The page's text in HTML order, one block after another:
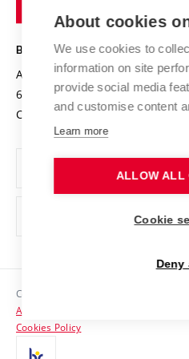
Projects
Projects from Structural Funds
Specific University Research
Safe University
Organization Structure
Official notice board
Personal Data Protection
Support and development of
Contacts
Media
BRNO UNIVERSITY OF
Antonínská 548/1
602 00 Brno
Czech Republic
Copyright © 2026 VUT
Accessibility Statement
Cookies Policy
About cookies
We use cookies to
information on site
provide social media
and customise content
Learn more
ALLOW ALL
Cookie
Deny